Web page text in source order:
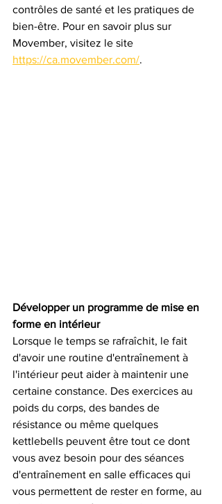
contrôles de santé et les pratiques de
bien-être. Pour en savoir plus sur
Movember, visitez le site
https://ca.movember.com/.
Développer un programme de mise en
forme en intérieur
Lorsque le temps se rafraîchit, le fait
d'avoir une routine d'entraînement à
l'intérieur peut aider à maintenir une
certaine constance. Des exercices au
poids du corps, des bandes de
résistance ou même quelques
kettlebells peuvent être tout ce dont
vous avez besoin pour des séances
d'entraînement en salle efficaces qui
vous permettent de rester en forme, au